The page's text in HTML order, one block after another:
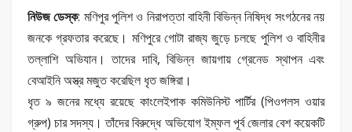
নিউজ ডেস্ক: মণিপুর পুলিশ ও নিরাপত্তা বাহিনী বিভিন্ন নিষিদ্ধ সংগঠনের নয়
জনকে গ্রফতার করেছে। মণিপুরে গোটা রাজ্য জুড়ে চলছে পুলিশ ও বাহিনীর
তল্লাশি অভিযান। তাদের দাবি, বিভিন্ন জায়গায় গ্রেনেড স্থাপন এবং
বেআইনি অস্ত্র মজুত করেছিল ধৃত জঙ্গিরা।
ধৃত ৯ জনের মধ্যে রয়েছে কাংলেইপাক কমিউনিস্ট পার্টির (পিওপলস ওয়ার
গ্রুপ) চার সদস্য। তাঁদের বিরুদ্ধে অভিযোগ ইম্ফল পূর্ব জেলার বেশ কয়েকটি